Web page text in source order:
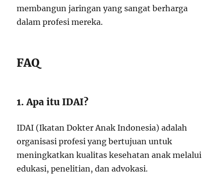
membangun jaringan yang sangat berharga
dalam profesi mereka.
FAQ
1. Apa itu IDAI?
IDAI (Ikatan Dokter Anak Indonesia) adalah
organisasi profesi yang bertujuan untuk
meningkatkan kualitas kesehatan anak melalui
edukasi, penelitian, dan advokasi.